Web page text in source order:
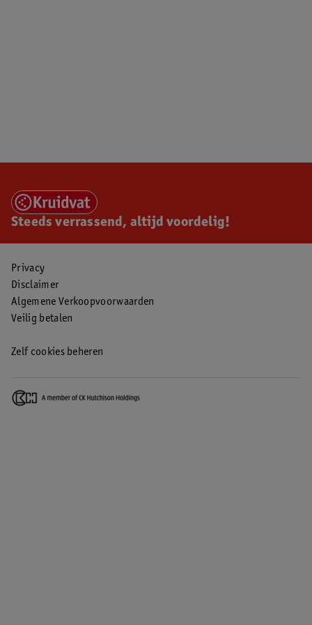
Steeds verrassend, altijd voordelig!
Privacy
Disclaimer
Algemene Verkoopvoorwaarden
Veilig betalen
Zelf cookies beheren